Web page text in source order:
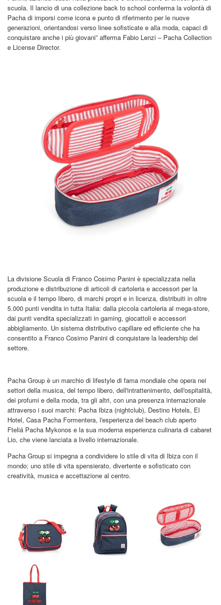
scuola. Il lancio di una collezione back to school conferma la volontà di
Pacha di imporsi come icona e punto di riferimento per le nuove
generazioni, orientandosi verso linee sofisticate e alla moda, capaci di
conquistare anche i più giovani” afferma Fabio Lenzi – Pacha Collection
e License Director.
La divisione Scuola di Franco Cosimo Panini è specializzata nella
produzione e distribuzione di articoli di cartoleria e accessori per la
scuola e il tempo libero, di marchi propri e in licenza, distribuiti in oltre
5.000 punti vendita in tutta Italia: dalla piccola cartoleria al mega-store,
dai punti vendita specializzati in gaming, giocattoli e accessori
abbigliamento. Un sistema distributivo capillare ed efficiente che ha
consentito a Franco Cosimo Panini di conquistare la leadership del
settore.
Pacha Group è un marchio di lifestyle di fama mondiale che opera nei
settori della musica, del tempo libero, dell'intrattenimento, dell'ospitalità,
dei profumi e della moda, tra gli altri, con una presenza internazionale
attraverso i suoi marchi: Pacha Ibiza (nightclub), Destino Hotels, El
Hotel, Casa Pacha Formentera, l'esperienza del beach club aperto
Fteliá Pacha Mykonos e la sua moderna esperienza culinaria di cabaret
Lio, che viene lanciata a livello internazionale.
Pacha Group si impegna a condividere lo stile di vita di Ibiza con il
mondo; uno stile di vita spensierato, divertente e sofisticato con
creatività, musica e accettazione al centro.